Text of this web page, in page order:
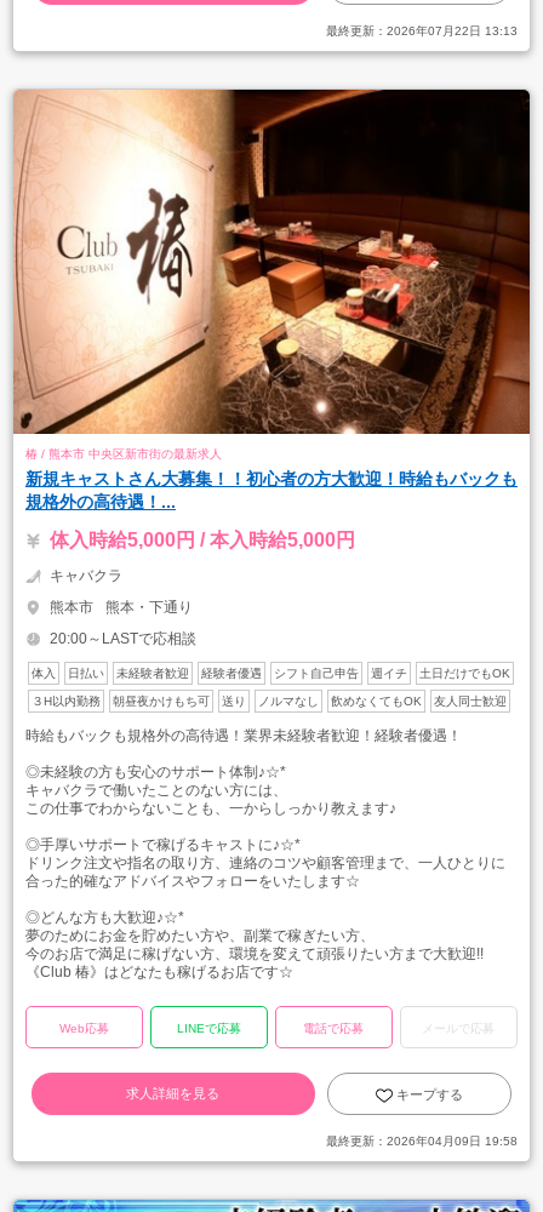
最終更新： 2026年07月22日 13:13
椿 / 熊本市 中央区新市街の最新求人
新規キャストさん大募集！！初心者の方大歓迎！時給もバックも
規格外の高待遇！...
体入時給5,000円 / 本入時給5,000円
キャバクラ
熊本市
熊本・下通り
20:00～LASTで応相談
体入 日払い 未経験者歓迎 経験者優遇 シフト自己申告 週イチ 土日だけでもOK
３H以内勤務 朝昼夜かけもち可 送り ノルマなし 飲めなくてもOK 友人同士歓迎
時給もバックも規格外の高待遇！業界未経験者歓迎！経験者優遇！
◎未経験の方も安心のサポート体制♪☆*
キャバクラで働いたことのない方には、
この仕事でわからないことも、一からしっかり教えます♪
◎手厚いサポートで稼げるキャストに♪☆*
ドリンク注文や指名の取り方、連絡のコツや顧客管理まで、一人ひとりに
合った的確なアドバイスやフォローをいたします☆
◎どんな方も大歓迎♪☆*
夢のためにお金を貯めたい方や、副業で稼ぎたい方、
今のお店で満足に稼げない方、環境を変えて頑張りたい方まで大歓迎!!
《Club 椿》はどなたも稼げるお店です☆
Web応募 LINEで応募 電話で応募 メールで応募
求人詳細を見る キープする
最終更新： 2026年04月09日 19:58